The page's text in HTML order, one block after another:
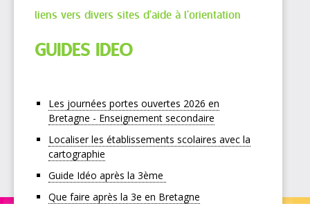
liens vers divers sites d'aide à l'orientation
GUIDES IDEO
Les journées portes ouvertes 2026 en
Bretagne - Enseignement secondaire
Localiser les établissements scolaires avec la
cartographie
Guide Idéo après la 3ème
Que faire après la 3e en Bretagne